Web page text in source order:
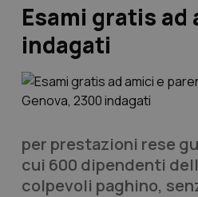
Esami gratis ad
indagati
per prestazioni rese
cui 600 dipendenti
colpevoli paghino,